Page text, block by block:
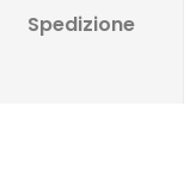
Spedizione